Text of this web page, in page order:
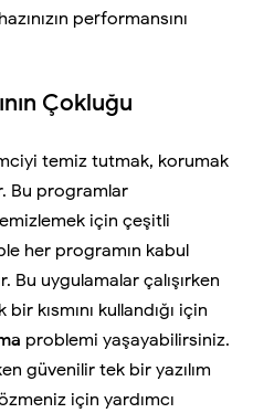
performansını
Çokluğu
temiz tutmak, korumak
Bu programlar
için çeşitli
her programın kabul
Bu uygulamalar çalışırken
kısmını kullandığı için
problemi yaşayabilirsiniz.
güvenilir tek bir yazılım
için yardımcı